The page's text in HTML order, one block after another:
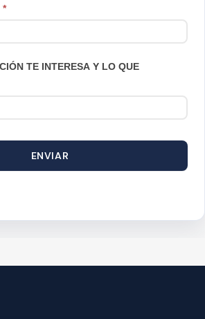
*
TE INTERESA Y LO QUE
ENVIAR